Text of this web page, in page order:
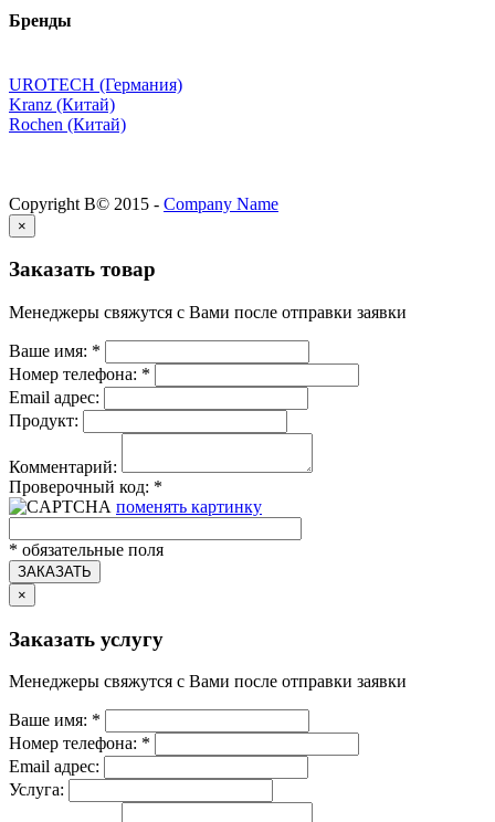
Бренды
UROTECH (Германия)
Kranz (Китай)
Rochen (Китай)
Copyright В© 2015 - Company Name
×
Заказать товар
Менеджеры свяжутся с Вами после отправки заявки
Ваше имя: *
Номер телефона: *
Email адрес:
Продукт:
Комментарий:
Проверочный код: *
поменять картинку
* обязательные поля
ЗАКАЗАТЬ
×
Заказать услугу
Менеджеры свяжутся с Вами после отправки заявки
Ваше имя: *
Номер телефона: *
Email адрес:
Услуга: